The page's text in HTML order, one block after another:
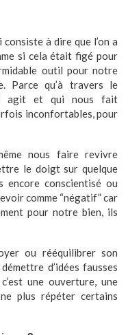
à dire que l’on a
si cela était figé pour
outil pour notre
Parce qu’à travers le
agit et qui nous fait
inconfortables, pour
nous faire revivre
le doigt sur quelque
encore conscientisé ou
comme “négatif” car
pour notre bien, ils
ou rééquilibrer son
d’idées fausses
une ouverture, une
plus répéter certains